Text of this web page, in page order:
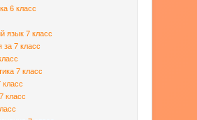
6 класс
язык 7 класс
за 7 класс
7 класс
класс